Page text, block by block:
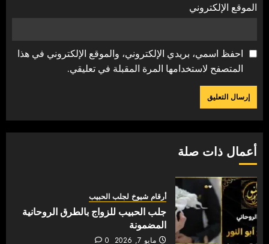
الموقع الإلكتروني
احفظ اسمي، بريدي الإلكتروني، والموقع الإلكتروني في هذا
المتصفح لاستخدامها المرة المقبلة في تعليقي.
أعمال ذات صلة
أرقام شيوخ لجلب الحبيب
جلب الحبيب للزواج بالطرق الروحانية
المضمونة
مايو 7, 2026 0